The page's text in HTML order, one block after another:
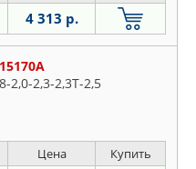
4 313 р.
2,0-2,3-2,3Т-2,5
Цена Купить